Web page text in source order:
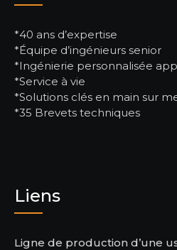
*40 ans d’expertise
*Équipe d’ingénieurs senior
*Ingénierie personnalisée
*Service à vie
*Solutions clés en main sur
*35 Brevets techniques
Liens
Ligne de production d’une